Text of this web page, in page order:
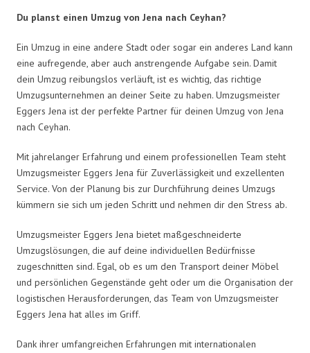
Du planst einen Umzug von Jena nach Ceyhan?
Ein Umzug in eine andere Stadt oder sogar ein anderes Land kann
eine aufregende, aber auch anstrengende Aufgabe sein. Damit
dein Umzug reibungslos verläuft, ist es wichtig, das richtige
Umzugsunternehmen an deiner Seite zu haben. Umzugsmeister
Eggers Jena ist der perfekte Partner für deinen Umzug von Jena
nach Ceyhan.
Mit jahrelanger Erfahrung und einem professionellen Team steht
Umzugsmeister Eggers Jena für Zuverlässigkeit und exzellenten
Service. Von der Planung bis zur Durchführung deines Umzugs
kümmern sie sich um jeden Schritt und nehmen dir den Stress ab.
Umzugsmeister Eggers Jena bietet maßgeschneiderte
Umzugslösungen, die auf deine individuellen Bedürfnisse
zugeschnitten sind. Egal, ob es um den Transport deiner Möbel
und persönlichen Gegenstände geht oder um die Organisation der
logistischen Herausforderungen, das Team von Umzugsmeister
Eggers Jena hat alles im Griff.
Dank ihrer umfangreichen Erfahrungen mit internationalen